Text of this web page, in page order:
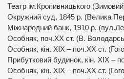
Театр ім.Кропивницького
Окружний суд, 1845 р. (Велика
Міжнародний банк, 1910 р.
Особняк, поч.ХХ ст. (В.
Особняк, кін. ХІХ – поч.ХХ ст.
Прибутковий будинок, кін. ХІХ –
Особняк, кін. ХІХ – поч.ХХ ст.